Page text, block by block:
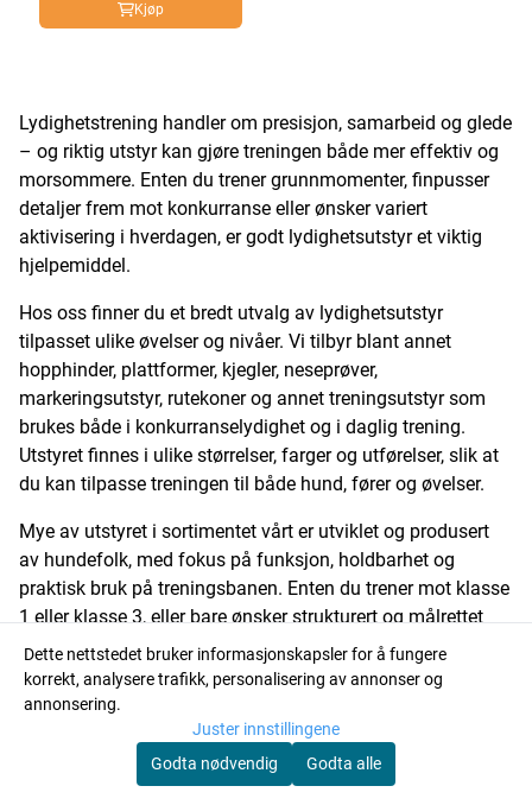
Kjøp
Lydighetstrening handler om presisjon, samarbeid og glede
– og riktig utstyr kan gjøre treningen både mer effektiv og
morsommere. Enten du trener grunnmomenter, finpusser
detaljer frem mot konkurranse eller ønsker variert
aktivisering i hverdagen, er godt lydighetsutstyr et viktig
hjelpemiddel.
Hos oss finner du et bredt utvalg av lydighetsutstyr
tilpasset ulike øvelser og nivåer. Vi tilbyr blant annet
hopphinder, plattformer, kjegler, neseprøver,
markeringsutstyr, rutekoner og annet treningsutstyr som
brukes både i konkurranselydighet og i daglig trening.
Utstyret finnes i ulike størrelser, farger og utførelser, slik at
du kan tilpasse treningen til både hund, fører og øvelser.
Mye av utstyret i sortimentet vårt er utviklet og produsert
av hundefolk, med fokus på funksjon, holdbarhet og
praktisk bruk på treningsbanen. Enten du trener mot klasse
1 eller klasse 3, eller bare ønsker strukturert og målrettet
trening, finner du utstyr som hjelper deg å legge til rette for
tydelig læring og trygg progresjon.
Dette nettstedet bruker informasjonskapsler for å fungere
korrekt, analysere trafikk, personalisering av annonser og
annonsering.
Juster innstillingene
Godta nødvendig
Godta alle